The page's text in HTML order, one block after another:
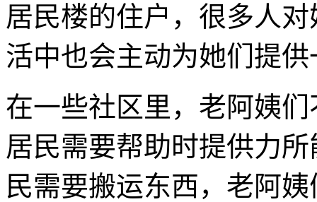
居民楼的住户，很多人
活中也会主动为她们提
在一些社区里，老阿姨
居民需要帮助时提供力
民需要搬运东西，老阿